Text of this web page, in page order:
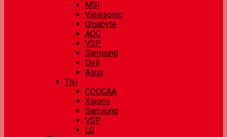
MSI
Viewsonic
Gigabyte
AOC
VSP
Samsung
Dell
Asus
Tivi
COOCAA
Xiaomi
Samsung
VSP
LG